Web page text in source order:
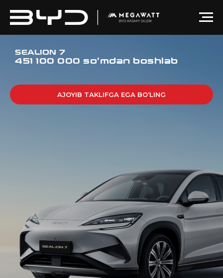
SEALION 7
451 100 000 so'mdan boshlab
AJOYIB TAKLIFGA EGA BO‘LING